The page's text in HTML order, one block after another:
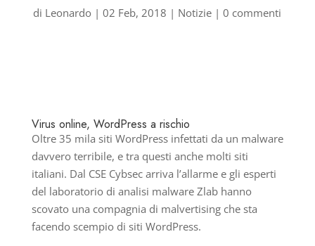
di Leonardo |02 Feb, 2018 | Notizie |0 commenti
Virus online, WordPress a rischio
Oltre 35 mila siti WordPress infettati da un malware
davvero terribile, e tra questi anche molti siti
italiani. Dal CSE Cybsec arriva l’allarme e gli esperti
del laboratorio di analisi malware Zlab hanno
scovato una compagnia di malvertising che sta
facendo scempio di siti WordPress.